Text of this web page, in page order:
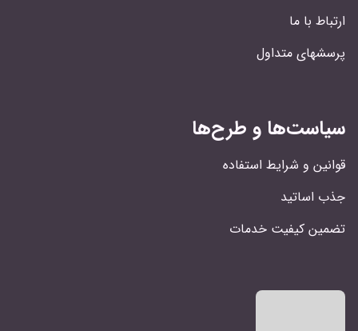
ارتباط با ما
پرسشهای متداول
سیاست‌ها و طرح‌ها
قوانین و شرایط استفاده
جذب اساتید
تضمین کیفیت خدمات